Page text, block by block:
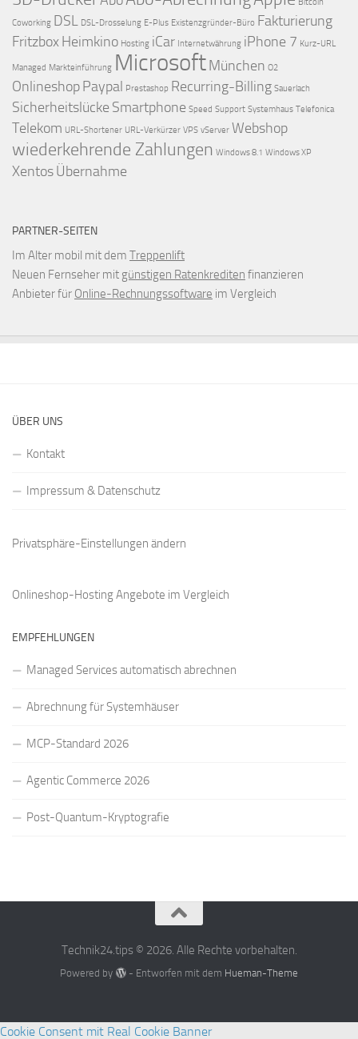
Bitcoin
Coworking DSL DSL-Drosselung E-Plus Existenzgründer-Büro Fakturierung
Fritzbox Heimkino Hosting iCar Internetwährung iPhone 7 Kurz-URL
Managed Markteinführung Microsoft München O2
Onlineshop Paypal Prestashop Recurring-Billing Sauerlach
Sicherheitslücke Smartphone Speed Support Systemhaus Telefonica
Telekom URL-Shortener URL-Verkürzer VPS vServer Webshop
wiederkehrende Zahlungen Windows 8.1 Windows XP
XentosÜbernahme
PARTNER-SEITEN
Im Alter mobil mit dem Treppenlift
Neuen Fernseher mit günstigen Ratenkrediten finanzieren
Anbieter für Online-Rechnungssoftware im Vergleich
ÜBER UNS
Kontakt
Impressum & Datenschutz
Privatsphäre-Einstellungen ändern
Onlineshop-Hosting Angebote im Vergleich
EMPFEHLUNGEN
Managed Services automatisch abrechnen
Abrechnung für Systemhäuser
MCP-Standard 2026
Agentic Commerce 2026
Post-Quantum-Kryptografie
Technik24.tips © 2026. Alle Rechte vorbehalten.
Powered by - Entworfen mit dem Hueman-Theme
Cookie Consent mit Real Cookie Banner